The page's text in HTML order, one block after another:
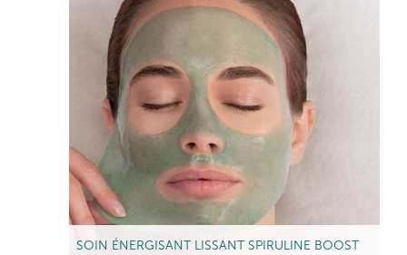
SOIN ÉNERGISANT LISSANT SPIRULINE BOOST